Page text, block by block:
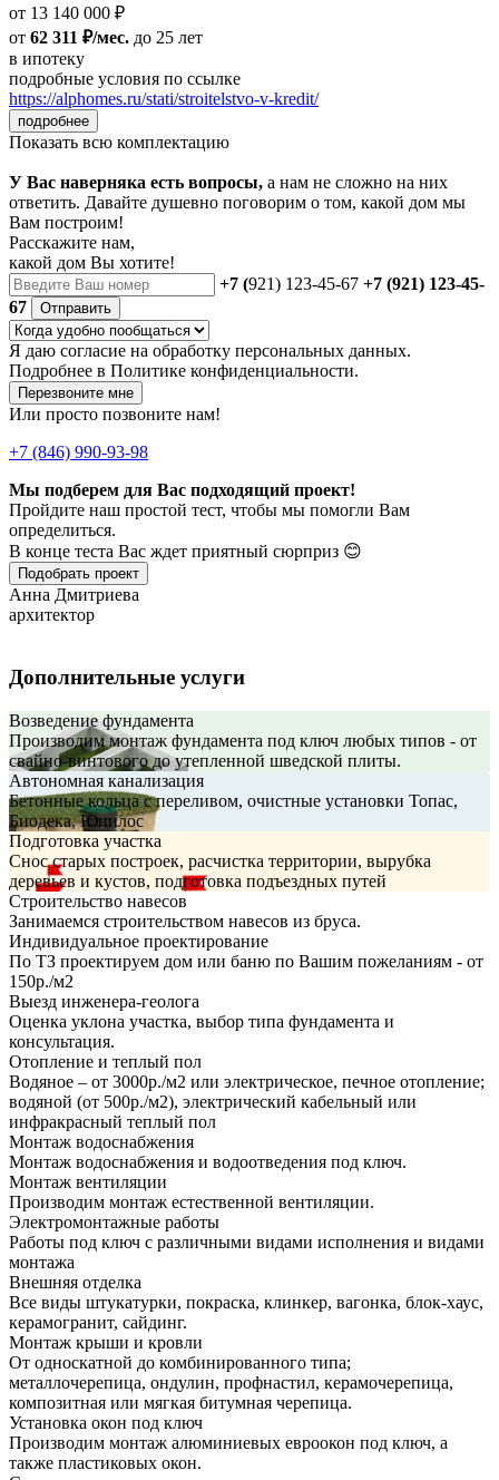
от 13 140 000 ₽
от 62 311 ₽/мес. до 25 лет
в ипотеку
подробные условия по ссылке
https://alphomes.ru/stati/stroitelstvo-v-kredit/
подробнее
Показать всю комплектацию
У Вас наверняка есть вопросы, а нам не сложно на них
ответить. Давайте душевно поговорим о том, какой дом мы
Вам построим!
Расскажите нам,
какой дом Вы хотите!
+7 (921) 123-45-67 +7 (921) 123-45-
67
Отправить
Я даю согласие на обработку персональных данных.
Подробнее в Политике конфиденциальности.
Перезвоните мне
Или просто позвоните нам!
+7 (846) 990-93-98
Мы подберем для Вас подходящий проект!
Пройдите наш простой тест, чтобы мы помогли Вам
определиться.
В конце теста Вас ждет приятный сюрприз 😊
Подобрать проект
Анна Дмитриева
архитектор
Дополнительные услуги
Возведение фундамента
Производим монтаж фундамента под ключ любых типов - от
свайно-винтового до утепленной шведской плиты.
Автономная канализация
Бетонные кольца с переливом, очистные установки Топас,
Биодека, Юнилос
Подготовка участка
Снос старых построек, расчистка территории, вырубка
деревьев и кустов, подготовка подъездных путей
Строительство навесов
Занимаемся строительством навесов из бруса.
Индивидуальное проектирование
По ТЗ проектируем дом или баню по Вашим пожеланиям - от
150р./м2
Выезд инженера-геолога
Оценка уклона участка, выбор типа фундамента и
консультация.
Отопление и теплый пол
Водяное – от 3000р./м2 или электрическое, печное отопление;
водяной (от 500р./м2), электрический кабельный или
инфракрасный теплый пол
Монтаж водоснабжения
Монтаж водоснабжения и водоотведения под ключ.
Монтаж вентиляции
Производим монтаж естественной вентиляции.
Электромонтажные работы
Работы под ключ с различными видами исполнения и видами
монтажа
Внешняя отделка
Все виды штукатурки, покраска, клинкер, вагонка, блок-хаус,
керамогранит, сайдинг.
Монтаж крыши и кровли
От односкатной до комбинированного типа;
металлочерепица, ондулин, профнастил, керамочерепица,
композитная или мягкая битумная черепица.
Установка окон под ключ
Производим монтаж алюминиевых евроокон под ключ, а
также пластиковых окон.